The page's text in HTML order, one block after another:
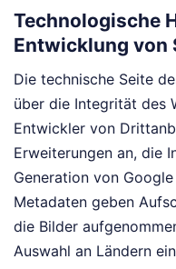
Technologische
Entwicklung von
Die technische Seite
über die Integrität des
Entwickler von
Erweiterungen an, die
Generation von
Metadaten geben
die Bilder
Auswahl an Ländern